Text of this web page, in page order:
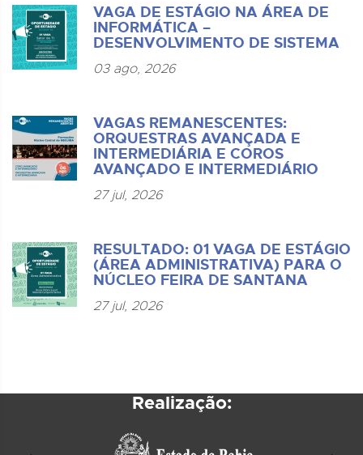
VAGA DE ESTÁGIO NA ÁREA DE
INFORMÁTICA –
DESENVOLVIMENTO DE SISTEMA
03 ago, 2026
VAGAS REMANESCENTES:
ORQUESTRAS AVANÇADA E
INTERMEDIÁRIA E COROS
AVANÇADO E INTERMEDIÁRIO
27 jul, 2026
RESULTADO: 01 VAGA DE ESTÁGIO
(ÁREA ADMINISTRATIVA) PARA O
NÚCLEO FEIRA DE SANTANA
27 jul, 2026
Realização: